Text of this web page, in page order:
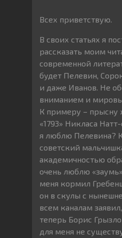
Всех приветствую.
В своих статьях я
рассказать моим
современной
будет Пелевин,
и даже Иванов. Не
вниманием и
К примеру – прысну
«1793» Никласа
я люблю Пелевина?
советский
академичностью
очень люблю
меня кормил
он в скулы с
всем каналам
теперь Борис
для меня не